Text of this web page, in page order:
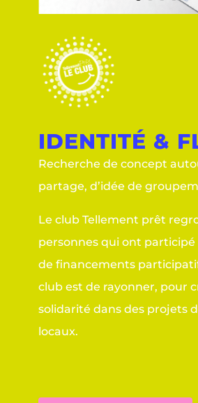
IDENTITÉ &
Recherche de concept
partage, d’idée de
Le club Tellement prêt
personnes qui ont participé
de financements
club est de rayonner, pour
solidarité dans des projets
locaux.